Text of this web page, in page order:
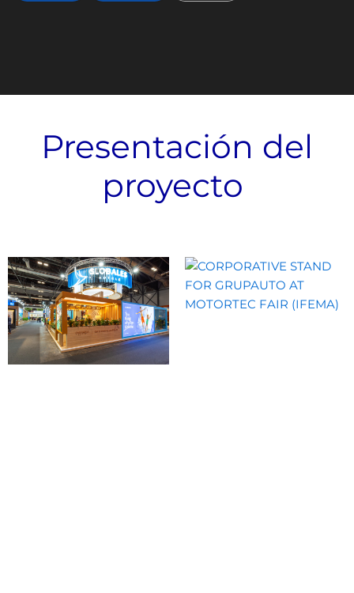
Presentación del
proyecto